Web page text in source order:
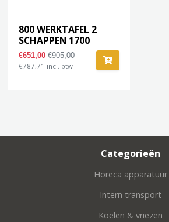
800 WERKTAFEL 2
SCHAPPEN 1700
€651,00€905,00
€787,71 incl. btw
Categorieën
Horeca apparatuur
Intern transport
Koelen & vriezen